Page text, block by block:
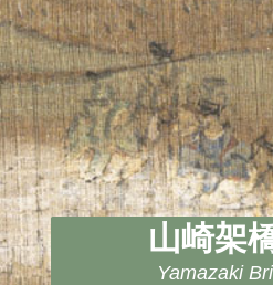
山崎架
Yamazaki
山崎架
Yamazaki
山崎架
Yamazaki